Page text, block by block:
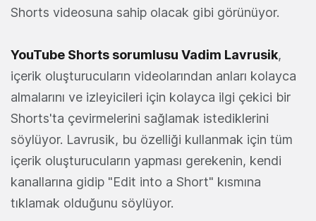
Shorts videosuna sahip olacak gibi görünüyor.
YouTube Shorts sorumlusu Vadim Lavrusik,
içerik oluşturucuların videolarından anları kolayca
almalarını ve izleyicileri için kolayca ilgi çekici bir
Shorts'ta çevirmelerini sağlamak istediklerini
söylüyor. Lavrusik, bu özelliği kullanmak için tüm
içerik oluşturucuların yapması gerekenin, kendi
kanallarına gidip "Edit into a Short" kısmına
tıklamak olduğunu söylüyor.